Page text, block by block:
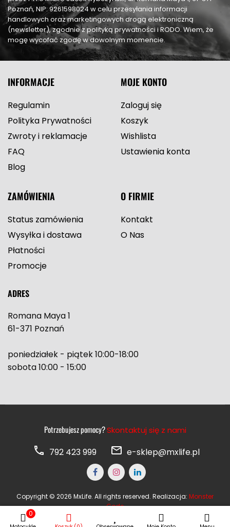
Poznań, NIP: 9261598024 w celu przesyłania informacji
handlowych oraz marketingowych drogą elektroniczną
(newsletter), zgodnie z polityką prywatności i RODO. Wiem, że
mogę wycofać zgodę w dowolnym momencie.
INFORMACJE
Regulamin
Polityka Prywatności
Zwroty i reklamacje
FAQ
Blog
MOJE KONTO
Zaloguj się
Koszyk
Wishlista
Ustawienia konta
ZAMÓWIENIA
Status zamówienia
Wysyłka i dostawa
Płatności
Promocje
O FIRMIE
Kontakt
O Nas
ADRES
Romana Maya 1
61-371 Poznań
poniedziałek - piątek 10:00-18:00
sobota 10:00 - 15:00
0
Potrzebujesz pomocy?Skontaktuj się z nami
792 423 999 e-sklep@mxlife.pl
Copyright © 2026 MxLife. All rights reserved. Realizacja: Monster
Code